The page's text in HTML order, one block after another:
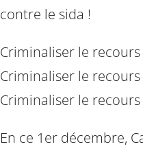
contre le sida !
Criminaliser le
Criminaliser le
Criminaliser le
En ce 1er décembre,